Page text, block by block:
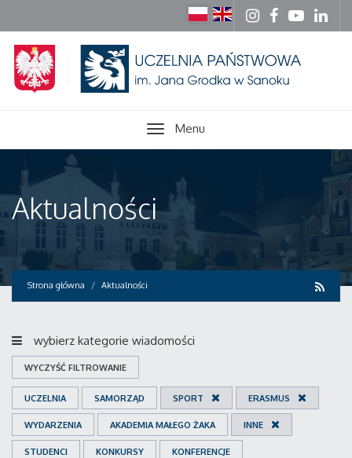
Menu
Aktualności
Strona główna Aktualności
wybierz kategorie wiadomości
WYCZYŚĆ FILTROWANIE
UCZELNIA SAMORZĄD SPORT ERASMUS
WYDARZENIA AKADEMIA MAŁEGO ŻAKA INNE
STUDENCI KONKURSY KONFERENCJE